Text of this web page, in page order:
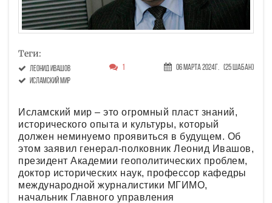
Теги:
Леонид Ивашов
исламский мир
1 06 Марта 2024г. (25 Шабан)
Исламский мир – это огромный пласт знаний,
исторического опыта и культуры, который
должен неминуемо проявиться в будущем. Об
этом заявил генерал-полковник Леонид Ивашов,
президент Академии геополитических проблем,
доктор исторических наук, профессор кафедры
международной журналистики МГИМО,
начальник Главного управления